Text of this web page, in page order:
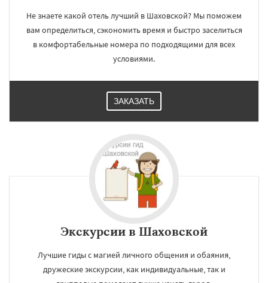
Не знаете какой отель лучший в Шаховской? Мы поможем
вам определиться, сэкономить время и быстро заселиться
в комфортабельные номера по подходящими для всех
условиями.
ЗАКАЗАТЬ
Экскурсии в Шаховской
Лучшие гиды с магией личного общения и обаяния,
дружеские экскурсии, как индивидуальные, так и